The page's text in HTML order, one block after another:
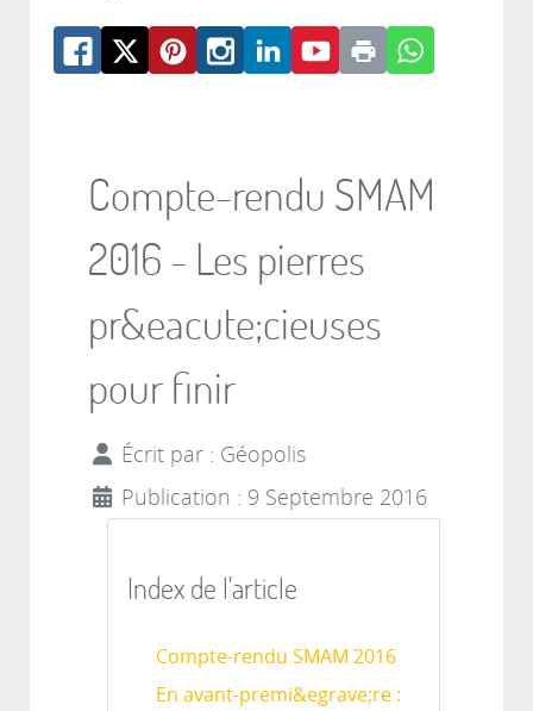
Compte-rendu SMAM
2016 - Les pierres
pr&eacute;cieuses
pour finir
Écrit par : Géopolis
Publication : 9 Septembre 2016
Index de l'article
Compte-rendu SMAM 2016
En avant-premi&egrave;re :